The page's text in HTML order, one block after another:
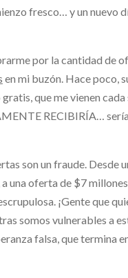
fresco… y un nuevo
por la cantidad de
en mi buzón. Hace poco,
que me vienen
RECIBIRÍA…
son un fraude. Desde
una oferta de $7
¡Gente que
somos vulnerables a
falsa, que termina